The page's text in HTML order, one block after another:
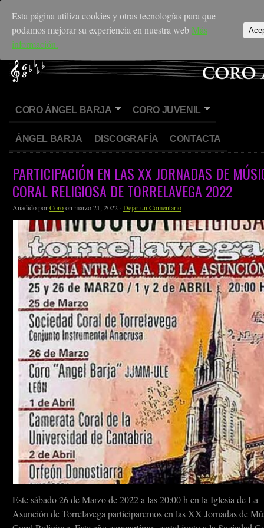
CORO ÁNGEL BARJA CORO JUVENIL
ÁNGEL BARJA DISCOGRAFÍA CONTACTA
PARTICIPACIÓN EN LAS XX JORNADAS DE
CORAL RELIGIOSA DE TORRELAVEGA 2022
Añadido porCoroon marzo 21, 2022 · Dejar un Comentario
Este sábado 26 de Marzo de 2022 a las 20:00 h en la Iglesia de La
Asunción de Torrelavega participaremos en las XX Jornadas de
Esta página utiliza cookies y otras tecnologías para que
podamos mejorar su experiencia en nuestra webMás
información.